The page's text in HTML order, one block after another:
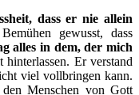
dass er nie allein
gewusst, dass
alles in dem, der mich
Er verstand
viel vollbringen kann.
Menschen von Gott